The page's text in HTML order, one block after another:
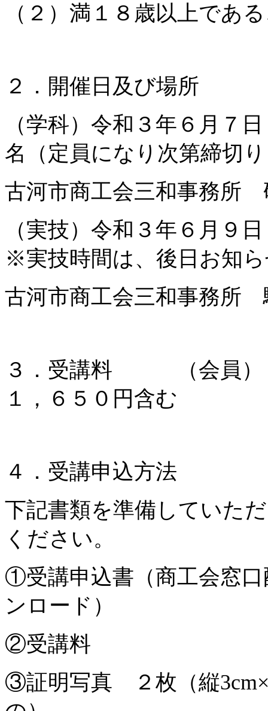
（２）満１８歳以上であ
２．開催日及び場所
（学科）令和３年６月
名（定員になり次第締切
古河市商工会三和事務所
（実技）令和３年６月
※実技時間は、後日お知
古河市商工会三和事務所
３．受講料 （会員）
１，６５０円含む
４．受講申込方法
下記書類を準備していた
ください。
①受講申込書（商工会窓
ンロード）
②受講料
③証明写真 ２枚（縦3cm×